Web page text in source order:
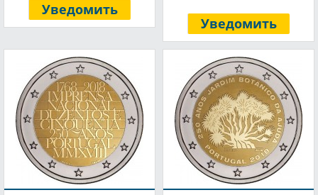
Уведомить
Уведомить